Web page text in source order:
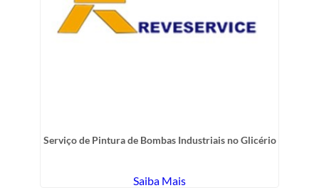
Serviço de Pintura de Bombas Industriais no Glicério
Saiba Mais